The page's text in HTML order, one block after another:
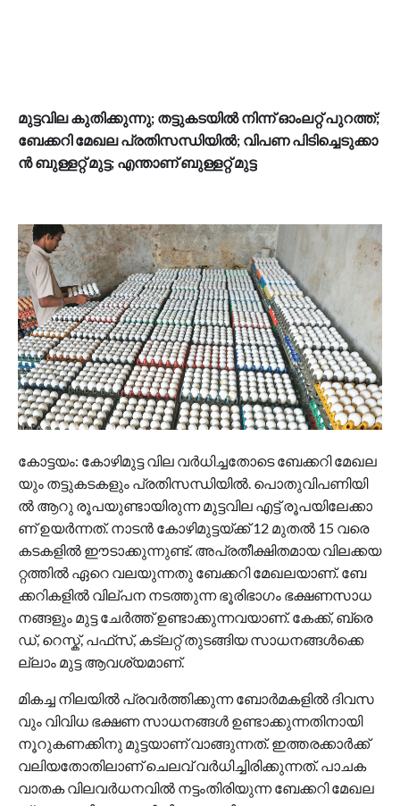
മു​ട്ട​വി​ല കു​തി​ക്കു​ന്നു; ത​ട്ടു​ക​ട​യി​ൽ നി​ന്ന് ഓം​ല​റ്റ് പു​റ​ത്ത്;
ബേ​ക്ക​റി മേ​ഖ​ല പ്ര​തി​സ​ന്ധി​യി​ല്‍; വി​പ​ണ പി​ടി​ച്ചെ​ടു​ക്കാ​
ൻ ബു​ള്ള​റ്റ് മു​ട്ട; എ​ന്താ​ണ് ബു​ള്ള​റ്റ് മു​ട്ട
കോ​​ട്ട​​യം: കോ​​ഴി​​മു​​ട്ട വി​​ല വ​​ര്‍​ധി​​ച്ച​​തോ​​ടെ ബേ​​ക്ക​​റി മേ​​ഖ​​ല​​
യും ത​​ട്ടു​​ക​​ട​​ക​​ളും പ്ര​​തി​​സ​​ന്ധി​​യി​​ല്‍. പൊ​​തു​​വി​​പ​​ണി​​യി​​
ല്‍ ആ​​റു രൂ​​പ​​യു​​ണ്ടാ​​യി​​രു​​ന്ന മു​​ട്ട​​വി​​ല എ​​ട്ട് രൂ​​പ​​യി​​ലേ​​ക്കാ​​
ണ് ഉ​​യ​​ര്‍​ന്ന​​ത്. നാ​​ട​​ന്‍ കോ​​ഴി​​മു​​ട്ട​​യ്ക്ക് 12 മു​​ത​​ല്‍ 15 വ​​രെ
ക​​ട​​ക​​ളി​​ല്‍ ഈ​​ടാ​​ക്കു​​ന്നു​​ണ്ട്. അ​​പ്ര​​തീ​​ക്ഷി​​ത​​മാ​​യ വി​​ല​​ക്ക​​യ​​
റ്റ​​ത്തി​​ല്‍ ഏ​​റെ വ​​ല​​യു​​ന്ന​​തു ബേ​​ക്ക​​റി മേ​​ഖ​​ല​​യാ​​ണ്. ബേ​​
ക്ക​​റി​​ക​​ളി​​ല്‍ വി​​ല്പ​​ന ന​​ട​​ത്തു​​ന്ന ഭൂ​​രി​​ഭാ​​ഗം ഭ​​ക്ഷ​​ണ​​സാ​​ധ​​
ന​​ങ്ങ​​ളും മു​​ട്ട ചേ​​ര്‍​ത്ത് ഉ​​ണ്ടാ​​ക്കു​​ന്ന​​വ​​യാ​​ണ്. കേ​​ക്ക്, ബ്രെ​​
ഡ്, റെ​​സ്ക്, പ​​ഫ്‌​​സ്, ക​​ട്‌​​ല​​റ്റ് തു​​ട​​ങ്ങി​​യ സാ​​ധ​​ന​​ങ്ങ​​ള്‍​ക്കെ​​
ല്ലാം മു​​ട്ട ആ​​വ​​ശ്യ​​മാ​​ണ്.
മി​​ക​​ച്ച നി​​ല​​യി​​ല്‍ പ്ര​​വ​​ര്‍​ത്തി​​ക്കു​​ന്ന ബോ​​ര്‍​മ​​ക​​ളി​​ല്‍ ദി​​വ​​സ​​
വും വി​​വി​​ധ ഭ​​ക്ഷ​​ണ സാ​​ധ​​ന​​ങ്ങ​​ള്‍ ഉ​​ണ്ടാ​​ക്കു​​ന്ന​​തി​​നാ​​യി
നൂ​​റു​​ക​​ണ​​ക്കി​​നു മു​​ട്ട​​യാ​​ണ് വാ​​ങ്ങു​​ന്ന​​ത്. ഇ​​ത്ത​​ര​​ക്കാ​​ര്‍​ക്ക്
വ​​ലി​​യ​​തോ​​തി​​ലാ​​ണ് ചെ​​ല​​വ് വ​​ര്‍​ധി​​ച്ചി​​രി​​ക്കു​​ന്ന​​ത്. പാ​​ച​​ക​​
വാ​​ത​​ക വി​​ല​​വ​​ര്‍​ധ​​ന​​വി​​ല്‍ ന​​ട്ടം​​തി​​രി​​യു​​ന്ന ബേ​​ക്ക​​റി മേ​​ഖ​​ല​​